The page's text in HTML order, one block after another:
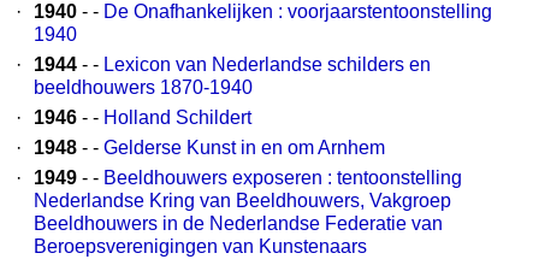
·
1940 - - De Onafhankelijken : voorjaarstentoonstelling
1940
·
1944 - - Lexicon van Nederlandse schilders en
beeldhouwers 1870-1940
·
1946 - - Holland Schildert
·
1948 - - Gelderse Kunst in en om Arnhem
·
1949 - - Beeldhouwers exposeren : tentoonstelling
Nederlandse Kring van Beeldhouwers, Vakgroep
Beeldhouwers in de Nederlandse Federatie van
Beroepsverenigingen van Kunstenaars